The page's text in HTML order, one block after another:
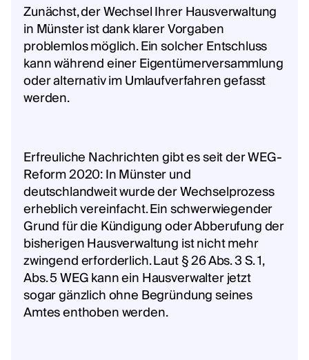
Zunächst, der Wechsel Ihrer Hausverwaltung
in Münster ist dank klarer Vorgaben
problemlos möglich. Ein solcher Entschluss
kann während einer Eigentümerversammlung
oder alternativ im Umlaufverfahren gefasst
werden.
Erfreuliche Nachrichten gibt es seit der WEG-
Reform 2020: In Münster und
deutschlandweit wurde der Wechselprozess
erheblich vereinfacht. Ein schwerwiegender
Grund für die Kündigung oder Abberufung der
bisherigen Hausverwaltung ist nicht mehr
zwingend erforderlich. Laut § 26 Abs. 3 S. 1,
Abs. 5 WEG kann ein Hausverwalter jetzt
sogar gänzlich ohne Begründung seines
Amtes enthoben werden.